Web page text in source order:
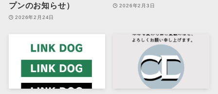
プンのお知らせ）
2026年2月24日
2026年2月3日